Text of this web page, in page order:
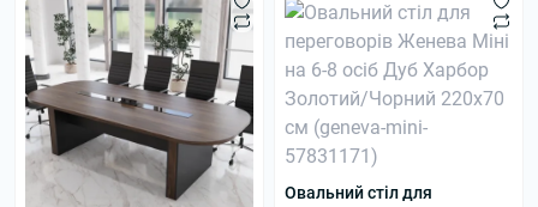
Овальний стіл для